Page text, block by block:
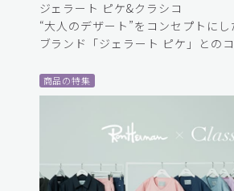
ジェラート ピケ&クラシコ
“大人のデザート”をコンセプトに
ブランド「ジェラート ピケ」との
商品の特集